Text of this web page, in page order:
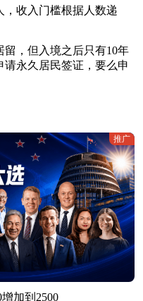
，收入门槛根据人数递
，但入境之后只有10年
永久居民签证，要么申
推广
加到2500